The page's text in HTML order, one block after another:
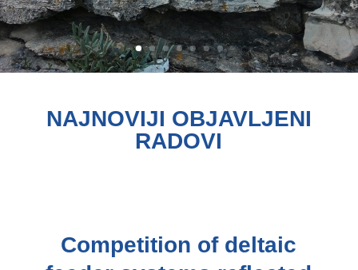
NAJNOVIJI OBJAVLJENI
RADOVI
Competition of deltaic